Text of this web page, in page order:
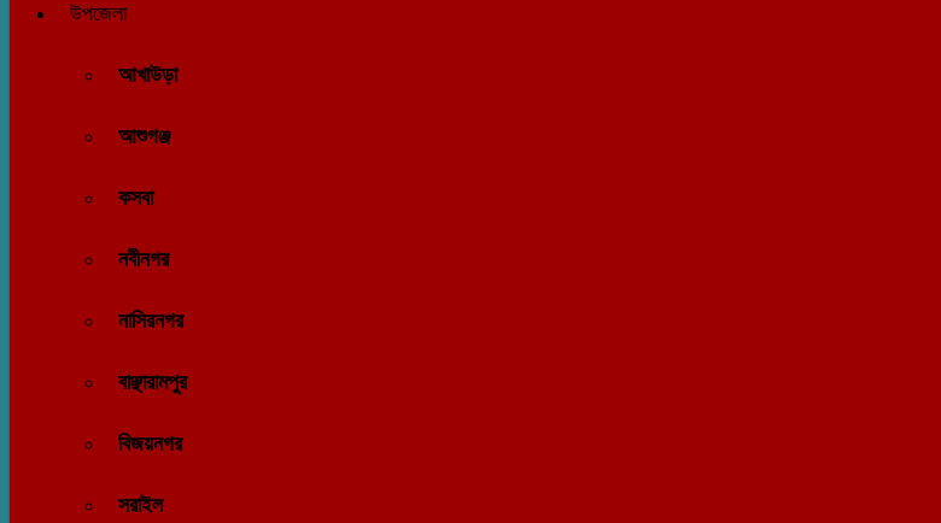
উপজেলা
আখাউড়া
আশুগঞ্জ
কসবা
নবীনগর
নাসিরনগর
বাঞ্ছারামপুর
বিজয়নগর
সরাইল